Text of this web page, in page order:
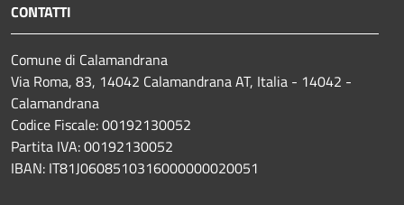
CONTATTI
Comune di Calamandrana
Via Roma, 83, 14042 Calamandrana AT, Italia - 14042 -
Calamandrana
Codice Fiscale: 00192130052
Partita IVA: 00192130052
IBAN: IT81J0608510316000000020051